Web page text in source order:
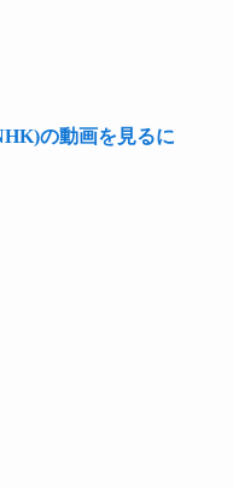
の動画を見るに